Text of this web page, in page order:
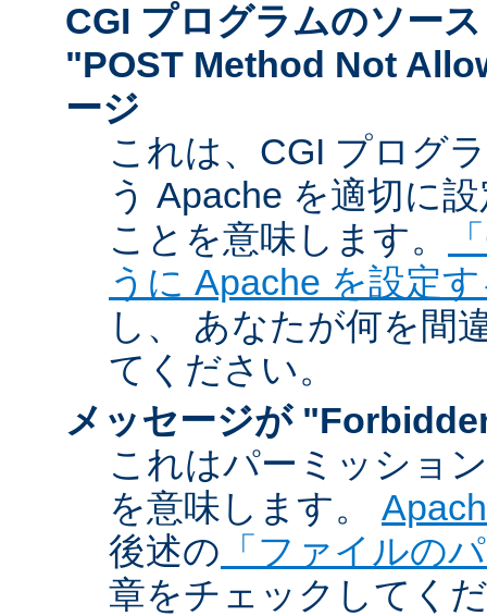
CGI プログラムのソー
"POST Method Not
ージ
これは、CGI プログ
う Apache を適切に
ことを意味します。
うに Apache を設定
し、 あなたが何を間
てください。
メッセージが
これはパーミッショ
を意味します。
後述の 「ファイルの
章をチェックしてく